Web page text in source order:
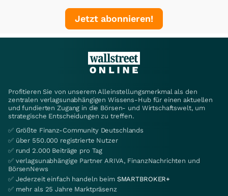
Jetzt abonnieren!
Profitieren Sie von unserem Alleinstellungsmerkmal als den
zentralen verlagsunabhängigen Wissens-Hub für einen aktuellen
und fundierten Zugang in die Börsen- und Wirtschaftswelt, um
strategische Entscheidungen zu treffen.
✅ Größte Finanz-Community Deutschlands
✅ über 550.000 registrierte Nutzer
✅ rund 2.000 Beiträge pro Tag
✅ verlagsunabhängige Partner ARIVA, FinanzNachrichten und
BörsenNews
✅ Jederzeit einfach handeln beim SMARTBROKER+
✅ mehr als 25 Jahre Marktpräsenz